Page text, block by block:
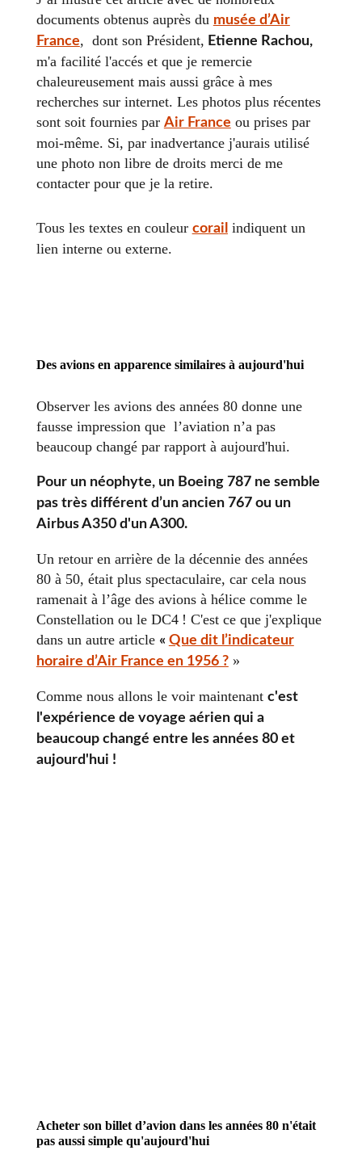
documents obtenus auprès du musée d’Air
France, dont son Président, Etienne Rachou,
m'a facilité l'accés et que je remercie
chaleureusement mais aussi grâce à mes
recherches sur internet. Les photos plus récentes
sont soit fournies par Air France ou prises par
moi-même. Si, par inadvertance j'aurais utilisé
une photo non libre de droits merci de me
contacter pour que je la retire.
Tous les textes en couleur corail indiquent un
lien interne ou externe.
Des avions en apparence similaires à aujourd'hui
Observer les avions des années 80 donne une
fausse impression que l’aviation n’a pas
beaucoup changé par rapport à aujourd'hui.
Pour un néophyte, un Boeing 787 ne semble
pas très différent d’un ancien 767 ou un
Airbus A350 d'un A300.
Un retour en arrière de la décennie des années
80 à 50, était plus spectaculaire, car cela nous
ramenait à l’âge des avions à hélice comme le
Constellation ou le DC4 ! C'est ce que j'explique
dans un autre article « Que dit l’indicateur
horaire d’Air France en 1956 ?»
Comme nous allons le voir maintenant c'est
l'expérience de voyage aérien qui a
beaucoup changé entre les années 80 et
aujourd'hui !
Acheter son billet d’avion dans les années 80 n'était
pas aussi simple qu'aujourd'hui